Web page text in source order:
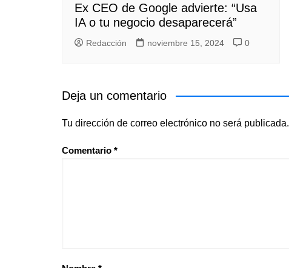
Ex CEO de Google advierte: “Usa
IA o tu negocio desaparecerá”
Redacción noviembre 15, 2024 0
Deja un comentario
Tu dirección de correo electrónico no será publicada.
Comentario *